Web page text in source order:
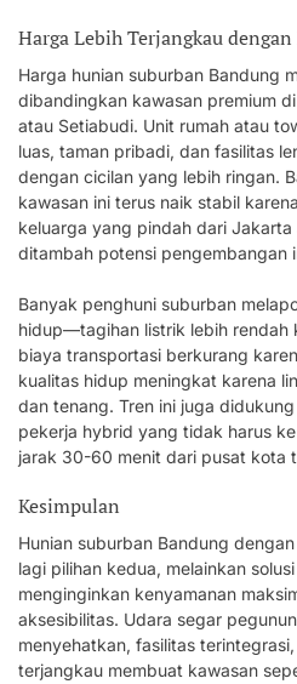
Harga Lebih Terjangkau
Harga hunian suburban Bandung
dibandingkan kawasan premium
atau Setiabudi. Unit rumah atau
luas, taman pribadi, dan fasilitas
dengan cicilan yang lebih ringan.
kawasan ini terus naik stabil
keluarga yang pindah dari
ditambah potensi pengembangan
Banyak penghuni suburban
hidup—tagihan listrik lebih rendah
biaya transportasi berkurang
kualitas hidup meningkat karena
dan tenang. Tren ini juga
pekerja hybrid yang tidak harus
jarak 30-60 menit dari pusat kota
Kesimpulan
Hunian suburban Bandung
lagi pilihan kedua, melainkan
menginginkan kenyamanan
aksesibilitas. Udara segar
menyehatkan, fasilitas
terjangkau membuat kawasan